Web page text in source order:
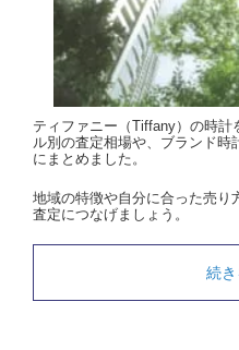
ティファニー（Tiffany）の時
ル別の査定相場や、ブランド
にまとめました。
地域の特徴や自分に合った売り
査定につなげましょう。
続